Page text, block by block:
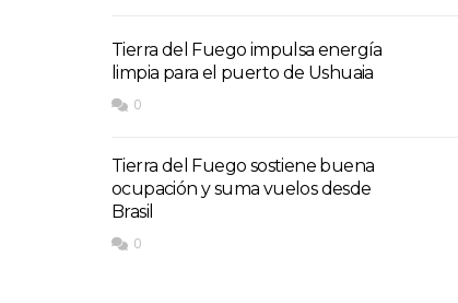
Tierra del Fuego impulsa energía
limpia para el puerto de Ushuaia
0
Tierra del Fuego sostiene buena
ocupación y suma vuelos desde
Brasil
0